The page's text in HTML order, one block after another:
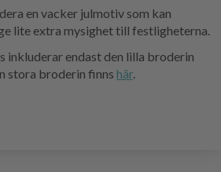
en vacker julmotiv som kan
lite extra mysighet till festligheterna.
inkluderar endast den lilla broderin
stora broderin finns här.